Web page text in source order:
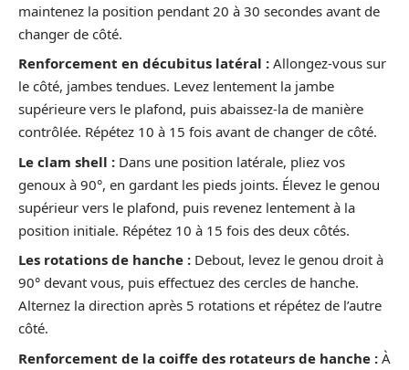
maintenez la position pendant 20 à 30 secondes avant de
changer de côté.
Renforcement en décubitus latéral : Allongez-vous sur
le côté, jambes tendues. Levez lentement la jambe
supérieure vers le plafond, puis abaissez-la de manière
contrôlée. Répétez 10 à 15 fois avant de changer de côté.
Le clam shell : Dans une position latérale, pliez vos
genoux à 90°, en gardant les pieds joints. Élevez le genou
supérieur vers le plafond, puis revenez lentement à la
position initiale. Répétez 10 à 15 fois des deux côtés.
Les rotations de hanche : Debout, levez le genou droit à
90° devant vous, puis effectuez des cercles de hanche.
Alternez la direction après 5 rotations et répétez de l’autre
côté.
Renforcement de la coiffe des rotateurs de hanche : À